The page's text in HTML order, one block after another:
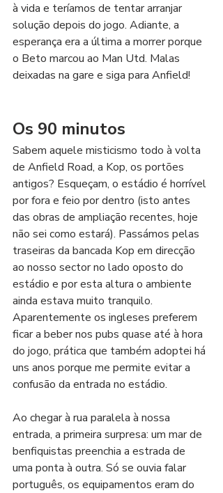
à vida e teríamos de tentar arranjar
solução depois do jogo. Adiante, a
esperança era a última a morrer porque
o Beto marcou ao Man Utd. Malas
deixadas na gare e siga para Anfield!
Os 90 minutos
Sabem aquele misticismo todo à volta
de Anfield Road, a Kop, os portões
antigos? Esqueçam, o estádio é horrível
por fora e feio por dentro (isto antes
das obras de ampliação recentes, hoje
não sei como estará). Passámos pelas
traseiras da bancada Kop em direcção
ao nosso sector no lado oposto do
estádio e por esta altura o ambiente
ainda estava muito tranquilo.
Aparentemente os ingleses preferem
ficar a beber nos pubs quase até à hora
do jogo, prática que também adoptei há
uns anos porque me permite evitar a
confusão da entrada no estádio.
Ao chegar à rua paralela à nossa
entrada, a primeira surpresa: um mar de
benfiquistas preenchia a estrada de
uma ponta à outra. Só se ouvia falar
português, os equipamentos eram do